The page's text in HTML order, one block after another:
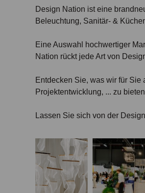
Design Nation ist eine
Beleuchtung, Sanitär- &
Eine Auswahl hochwertiger
Nation rückt jede Art von
Entdecken Sie, was wir für
Projektentwicklung, ... zu
Lassen Sie sich von der